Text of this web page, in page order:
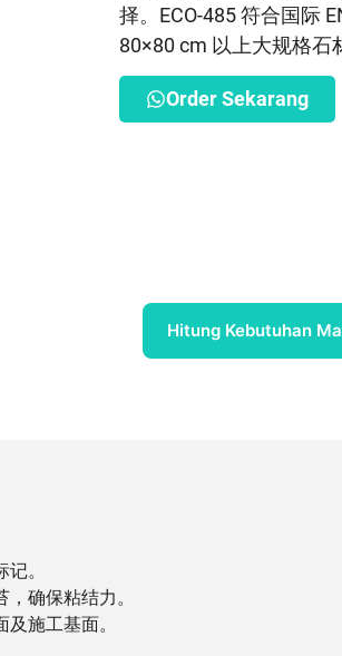
择。ECO-485 符合国际
80×80 cm 以上大规格石
Order Sekarang
Hitung Kebutuhan
。
确保粘结力。
施工基面。